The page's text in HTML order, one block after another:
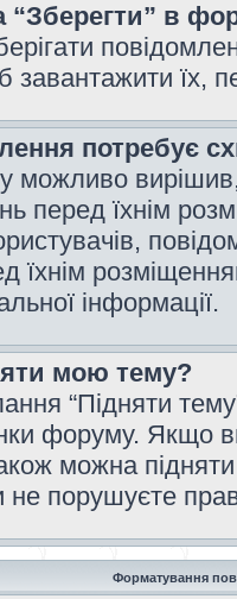
“Зберегти” в
завантажити їх,
потребує
можливо
перед їхнім
їхнім
інформації.
мою тему?
“Підняти
форуму. Якщо
можна
не порушуєте
Форматування